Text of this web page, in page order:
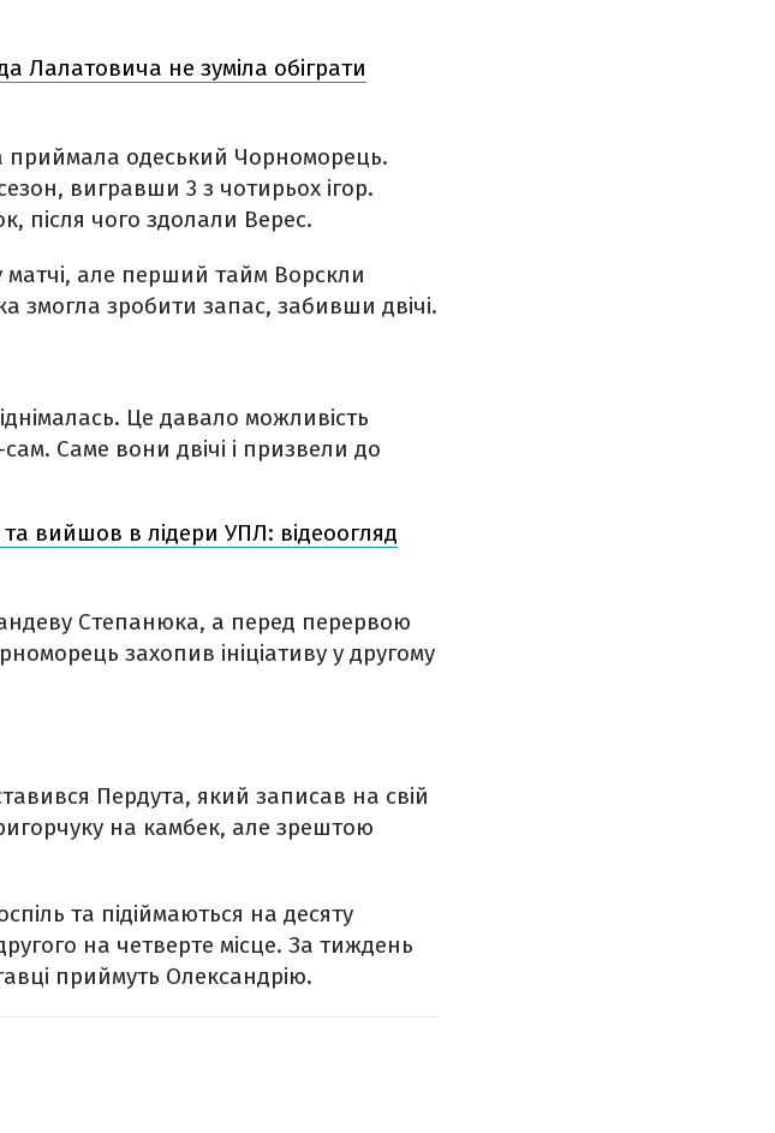
Лалатовича не зуміла обіграти
приймала одеський Чорноморець.
вигравши 3 з чотирьох ігор.
після чого здолали Верес.
але перший тайм Ворскли
змогла зробити запас, забивши двічі.
Це давало можливість
Саме вони двічі і призвели до
вийшов в лідери УПЛ: відеоогляд
Степанюка, а перед перервою
захопив ініціативу у другому
Пердута, який записав на свій
на камбек, але зрештою
та підіймаються на десяту
на четверте місце. За тиждень
приймуть Олександрію.